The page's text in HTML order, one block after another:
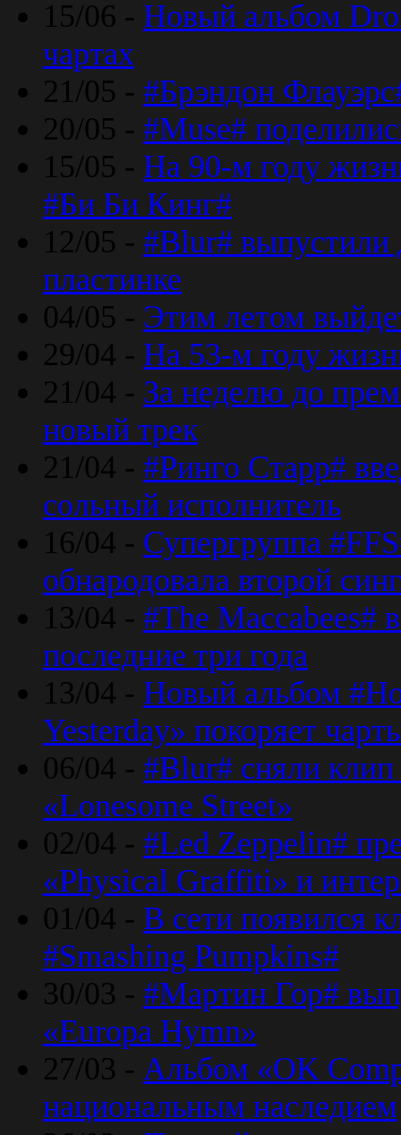
15/06 - Новый альбом
чартах
21/05 - #Брэндон
20/05 - #Muse#
15/05 - На 90-м году
#Би Би Кинг#
12/05 - #Blur# выпустили
пластинке
04/05 - Этим летом
29/04 - На 53-м году
21/04 - За неделю до
новый трек
21/04 - #Ринго Старр#
сольный исполнитель
16/04 - Супергруппа
обнародовала второй
13/04 - #The Maccabees#
последние три года
13/04 - Новый альбом
Yesterday» покоряет
06/04 - #Blur# сняли клип
«Lonesome Street»
02/04 - #Led Zeppelin#
«Physical Graffiti» и
01/04 - В сети появился
#Smashing Pumpkins#
30/03 - #Мартин Гор#
«Europa Hymn»
27/03 - Альбом «OK
национальным наследием